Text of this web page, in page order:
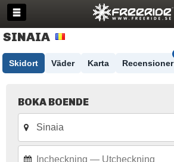
SINAIA
Skidort Väder Karta Recensioner
BOKA BOENDE